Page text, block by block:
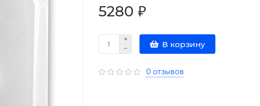
5280 ₽
В корзину
0 отзывов